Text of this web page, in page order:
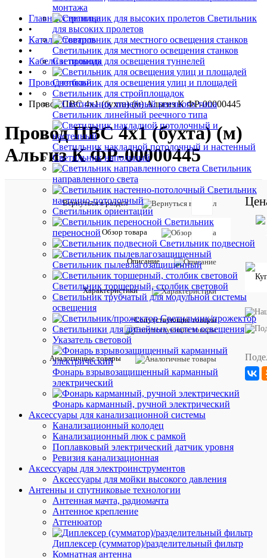
монтажа
Светильник
для высоких пролетов
Светильник для местного освещения станков
Светильник для освещения туннелей
Светильник для освещения улиц и площадей
Светильник для стройплощадок
Светильник линейный реечного типа
Светильник накладной потолочный и настенный
Светильник напольный
Светильник
направленного света
Светильник
настенно-потолочный
Светильник ориентации
Светильник
переносной
Светильник подвесной
Светильник пылевлагозащищенный
Светильник торшерный, столбик световой
Светильник трубчатый для модульной системы
освещения
Светильник/прожектор
Светильники для линейных систем освещения
Указатель световой
Фонарь взрывозащищенный карманный
электрический
Фонарь карманный, ручной электрический
Аксессуары для канализационной системы
Канализационный колодец
Канализационный люк с рамкой
Поплавковый электрический датчик уровня
Ревизия канализационная
Аксессуары для электроинструментов
Аксессуары для мойки высокого давления
Антенны и спутниковые технологии
Антенная мачта, радиомачта
Антенное крепление
Аттенюатор
Диплексер (сумматор)/разделительный фильтр
Комнатная антенна
Главная страница
•
Каталог товаров
•
Кабели и провода
•
Провод гибкий
•
Провод ПВС 4х1 (бухта) (м) Альгиз К ФР-00000445
Провод ПВС 4х1 (бухта) (м)
Альгиз К ФР-00000445
Вернуться в раздел
Обзор товара
Описание
Характеристики
Сопутствующие товары
Аналогичные товары
Альгиз
К
Класс
Материал
жил
голый
(мм)